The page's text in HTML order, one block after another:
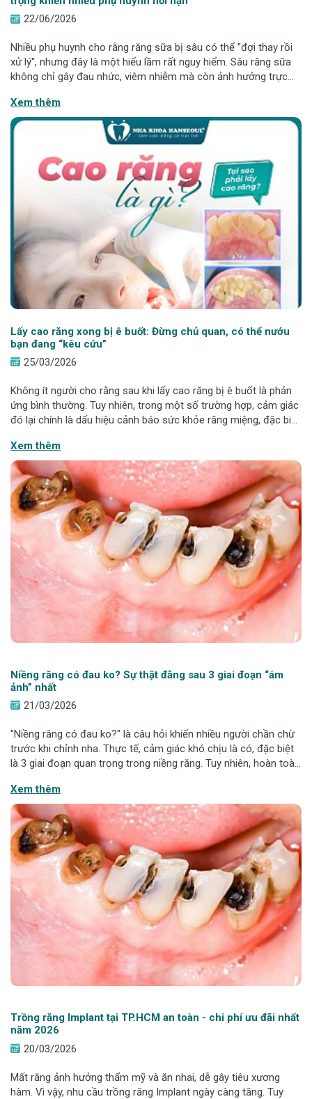
22/06/2026
Nhiều phụ huynh cho rằng răng sữa bị sâu có thể "đợi thay rồi
xử lý", nhưng đây là một hiểu lầm rất nguy hiểm. Sâu răng sữa
không chỉ gây đau nhức, viêm nhiễm mà còn ảnh hưởng trực
mẹ hiểu đúng để
Xem thêm
Lấy cao răng xong bị ê buốt: Đừng chủ quan, có thể nướu
bạn đang “kêu cứu”
25/03/2026
Không ít người cho rằng sau khi lấy cao răng bị ê buốt là phản
ứng bình thường. Tuy nhiên, trong một số trường hợp, cảm giác
đó lại chính là dấu hiệu cảnh báo sức khỏe răng miệng, đặc biệt
thường,
Xem thêm
Niềng răng có đau ko? Sự thật đằng sau 3 giai đoạn “ám
ảnh” nhất
21/03/2026
"Niềng răng có đau ko?" là câu hỏi khiến nhiều người chần chừ
trước khi chỉnh nha. Thực tế, cảm giác khó chịu là có, đặc biệt
là 3 giai đoạn quan trọng trong niềng răng. Tuy nhiên, hoàn toàn
pháp và được
Xem thêm
Trồng răng Implant tại TP.HCM an toàn - chi phí ưu đãi nhất
năm 2026
20/03/2026
Mất răng ảnh hưởng thẩm mỹ và ăn nhai, dễ gây tiêu xương
hàm. Vì vậy, nhu cầu trồng răng Implant ngày càng tăng. Tuy